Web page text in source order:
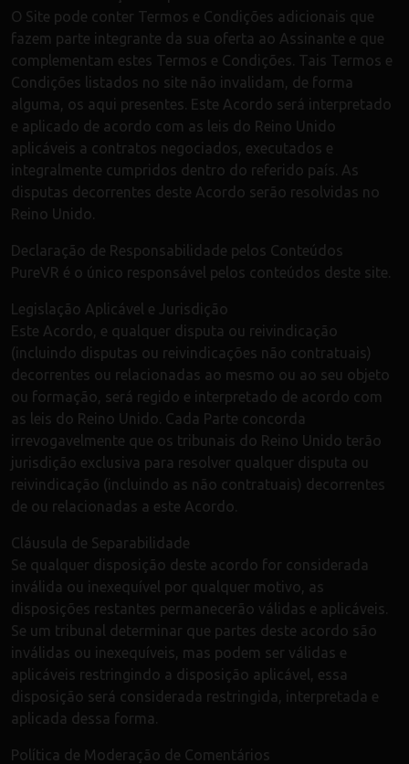
O Site pode conter Termos e Condições adicionais que
fazem parte integrante da sua oferta ao Assinante e que
complementam estes Termos e Condições. Tais Termos e
Condições listados no site não invalidam, de forma
alguma, os aqui presentes. Este Acordo será interpretado
e aplicado de acordo com as leis do Reino Unido
aplicáveis a contratos negociados, executados e
integralmente cumpridos dentro do referido país. As
disputas decorrentes deste Acordo serão resolvidas no
Reino Unido.
Declaração de Responsabilidade pelos Conteúdos
PureVR é o único responsável pelos conteúdos deste site.
Legislação Aplicável e Jurisdição
Este Acordo, e qualquer disputa ou reivindicação
(incluindo disputas ou reivindicações não contratuais)
decorrentes ou relacionadas ao mesmo ou ao seu objeto
ou formação, será regido e interpretado de acordo com
as leis do Reino Unido. Cada Parte concorda
irrevogavelmente que os tribunais do Reino Unido terão
jurisdição exclusiva para resolver qualquer disputa ou
reivindicação (incluindo as não contratuais) decorrentes
de ou relacionadas a este Acordo.
Cláusula de Separabilidade
Se qualquer disposição deste acordo for considerada
inválida ou inexequível por qualquer motivo, as
disposições restantes permanecerão válidas e aplicáveis.
Se um tribunal determinar que partes deste acordo são
inválidas ou inexequíveis, mas podem ser válidas e
aplicáveis restringindo a disposição aplicável, essa
disposição será considerada restringida, interpretada e
aplicada dessa forma.
Política de Moderação de Comentários